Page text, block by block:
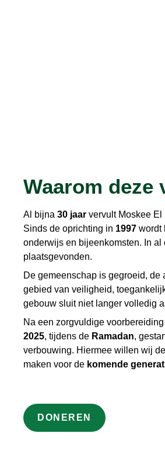
Waarom deze
Al bijna30 jaar vervult Moskee
Sinds de oprichting in 1997wordt
onderwijs en bijeenkomsten. In
plaatsgevonden.
De gemeenschap is gegroeid,
gebied van veiligheid,
gebouw sluit niet langer volledig
Na een zorgvuldige
2025, tijdens de Ramadan,
verbouwing. Hiermee willen wij
maken voor de komende
DONEREN